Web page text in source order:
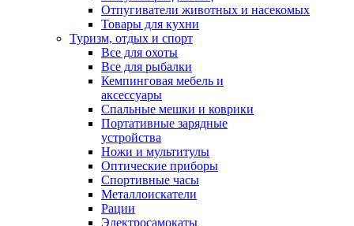
Отпугиватели животных и насекомых
Товары для кухни
Туризм, отдых и спорт
Все для охоты
Все для рыбалки
Кемпинговая мебель и
аксессуары
Спальные мешки и коврики
Портативные зарядные
устройства
Ножи и мультитулы
Оптические приборы
Спортивные часы
Металлоискатели
Рации
Электросамокаты